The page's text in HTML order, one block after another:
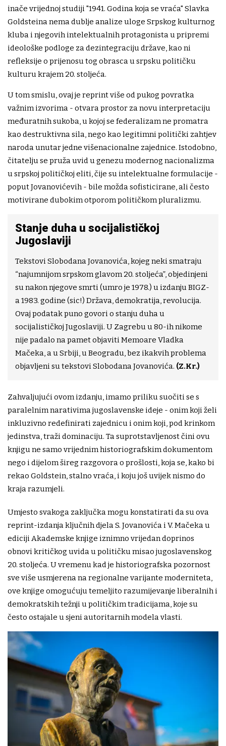
inače vrijednoj studiji "1941. Godina koja se vraća" Slavka
Goldsteina nema dublje analize uloge Srpskog kulturnog
kluba i njegovih intelektualnih protagonista u pripremi
ideološke podloge za dezintegraciju države, kao ni
refleksije o prijenosu tog obrasca u srpsku političku
kulturu krajem 20. stoljeća.
U tom smislu, ovaj je reprint više od pukog povratka
važnim izvorima - otvara prostor za novu interpretaciju
međuratnih sukoba, u kojoj se federalizam ne promatra
kao destruktivna sila, nego kao legitimni politički zahtjev
naroda unutar jedne višenacionalne zajednice. Istodobno,
čitatelju se pruža uvid u genezu modernog nacionalizma
u srpskoj političkoj eliti, čije su intelektualne formulacije -
poput Jovanovićevih - bile možda sofisticirane, ali često
motivirane dubokim otporom političkom pluralizmu.
Stanje duha u socijalističkoj
Jugoslaviji
Tekstovi Slobodana Jovanovića, kojeg neki smatraju
“najumnijom srpskom glavom 20. stoljeća”, objedinjeni
su nakon njegove smrti (umro je 1978.) u izdanju BIGZ-
a 1983. godine (sic!) Država, demokratija, revolucija.
Ovaj podatak puno govori o stanju duha u
socijalističkoj Jugoslaviji. U Zagrebu u 80-ih nikome
nije padalo na pamet objaviti Memoare Vladka
Mačeka, a u Srbiji, u Beogradu, bez ikakvih problema
objavljeni su tekstovi Slobodana Jovanovića. (Z.Kr.)
Zahvaljujući ovom izdanju, imamo priliku suočiti se s
paralelnim narativima jugoslavenske ideje - onim koji želi
inkluzivno redefinirati zajednicu i onim koji, pod krinkom
jedinstva, traži dominaciju. Ta suprotstavljenost čini ovu
knjigu ne samo vrijednim historiografskim dokumentom
nego i dijelom šireg razgovora o prošlosti, koja se, kako bi
rekao Goldstein, stalno vraća, i koju još uvijek nismo do
kraja razumjeli.
Umjesto svakoga zaključka mogu konstatirati da su ova
reprint-izdanja ključnih djela S. Jovanovića i V. Mačeka u
ediciji Akademske knjige iznimno vrijedan doprinos
obnovi kritičkog uvida u političku misao jugoslavenskog
20. stoljeća. U vremenu kad je historiografska pozornost
sve više usmjerena na regionalne varijante moderniteta,
ove knjige omogućuju temeljito razumijevanje liberalnih i
demokratskih težnji u političkim tradicijama, koje su
često ostajale u sjeni autoritarnih modela vlasti.